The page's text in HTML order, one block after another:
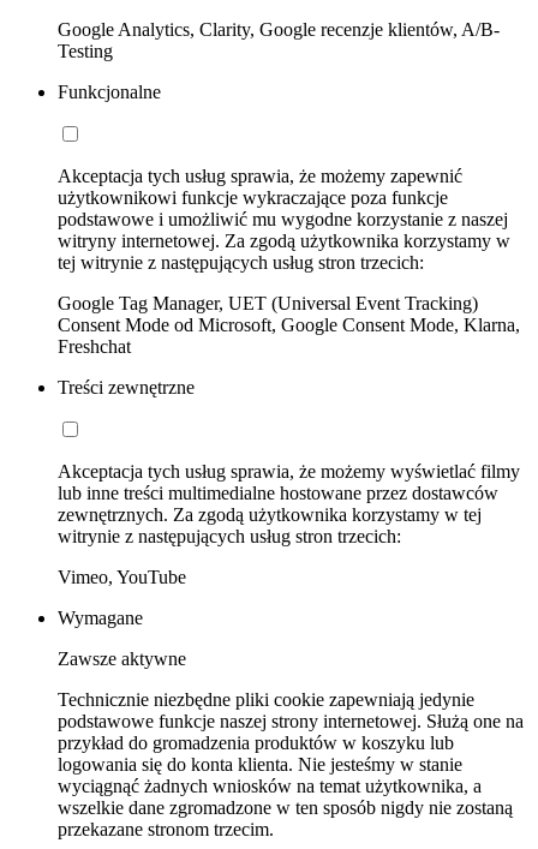
Google Analytics, Clarity, Google recenzje klientów, A/B-
Testing
Funkcjonalne
Akceptacja tych usług sprawia, że możemy zapewnić
użytkownikowi funkcje wykraczające poza funkcje
podstawowe i umożliwić mu wygodne korzystanie z naszej
witryny internetowej. Za zgodą użytkownika korzystamy w
tej witrynie z następujących usług stron trzecich:
Google Tag Manager, UET (Universal Event Tracking)
Consent Mode od Microsoft, Google Consent Mode, Klarna,
Freshchat
Treści zewnętrzne
Akceptacja tych usług sprawia, że możemy wyświetlać filmy
lub inne treści multimedialne hostowane przez dostawców
zewnętrznych. Za zgodą użytkownika korzystamy w tej
witrynie z następujących usług stron trzecich:
Vimeo, YouTube
Wymagane
Zawsze aktywne
Technicznie niezbędne pliki cookie zapewniają jedynie
podstawowe funkcje naszej strony internetowej. Służą one na
przykład do gromadzenia produktów w koszyku lub
logowania się do konta klienta. Nie jesteśmy w stanie
wyciągnąć żadnych wniosków na temat użytkownika, a
wszelkie dane zgromadzone w ten sposób nigdy nie zostaną
przekazane stronom trzecim.